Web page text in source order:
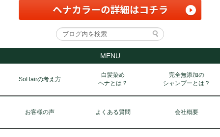
MENU
SoHairの考え方
白髪染め
ヘナとは？
完全無添加の
シャンプーとは？
お客様の声 よくある質問 会社概要